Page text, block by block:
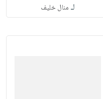
لـ منال خليف